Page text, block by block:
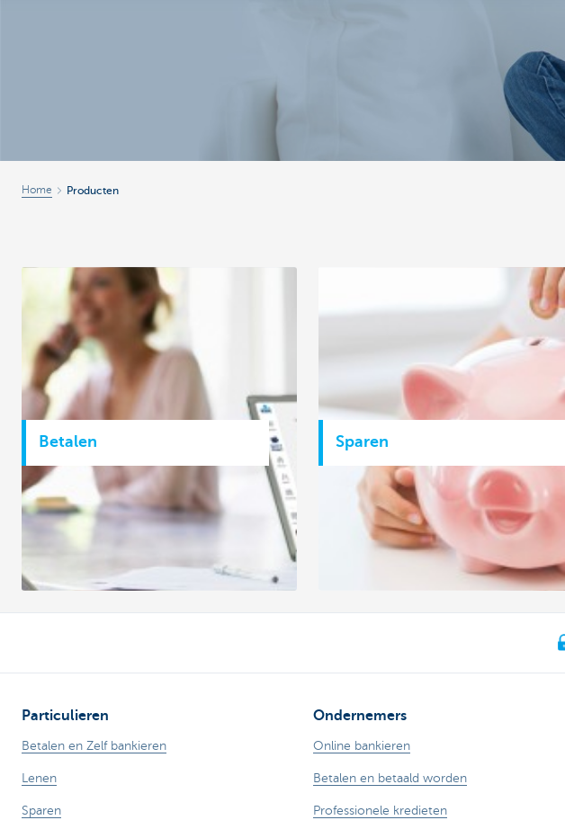
Home Producten
Betalen Sparen
Particulieren
Betalen en Zelf bankieren
Lenen
Sparen
Ondernemers
Online bankieren
Betalen en betaald worden
Professionele kredieten